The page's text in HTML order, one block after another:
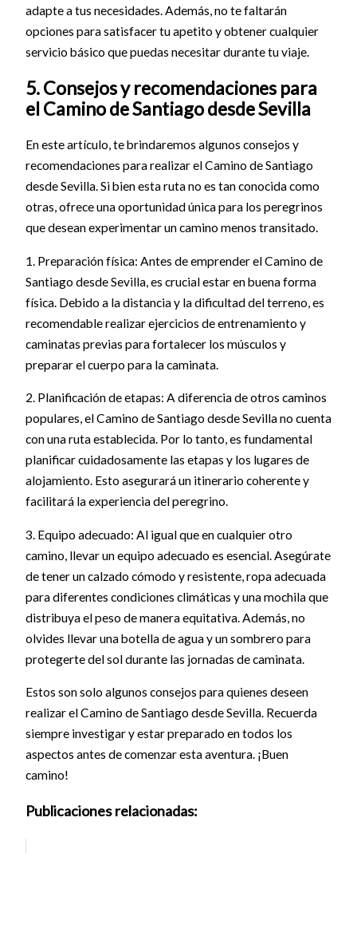
adapte a tus necesidades. Además, no te faltarán
opciones para satisfacer tu apetito y obtener cualquier
servicio básico que puedas necesitar durante tu viaje.
5. Consejos y recomendaciones para
el Camino de Santiago desde Sevilla
En este artículo, te brindaremos algunos consejos y
recomendaciones para realizar el Camino de Santiago
desde Sevilla. Si bien esta ruta no es tan conocida como
otras, ofrece una oportunidad única para los peregrinos
que desean experimentar un camino menos transitado.
1. Preparación física: Antes de emprender el Camino de
Santiago desde Sevilla, es crucial estar en buena forma
física. Debido a la distancia y la dificultad del terreno, es
recomendable realizar ejercicios de entrenamiento y
caminatas previas para fortalecer los músculos y
preparar el cuerpo para la caminata.
2. Planificación de etapas: A diferencia de otros caminos
populares, el Camino de Santiago desde Sevilla no cuenta
con una ruta establecida. Por lo tanto, es fundamental
planificar cuidadosamente las etapas y los lugares de
alojamiento. Esto asegurará un itinerario coherente y
facilitará la experiencia del peregrino.
3. Equipo adecuado: Al igual que en cualquier otro
camino, llevar un equipo adecuado es esencial. Asegúrate
de tener un calzado cómodo y resistente, ropa adecuada
para diferentes condiciones climáticas y una mochila que
distribuya el peso de manera equitativa. Además, no
olvides llevar una botella de agua y un sombrero para
protegerte del sol durante las jornadas de caminata.
Estos son solo algunos consejos para quienes deseen
realizar el Camino de Santiago desde Sevilla. Recuerda
siempre investigar y estar preparado en todos los
aspectos antes de comenzar esta aventura. ¡Buen
camino!
Publicaciones relacionadas: